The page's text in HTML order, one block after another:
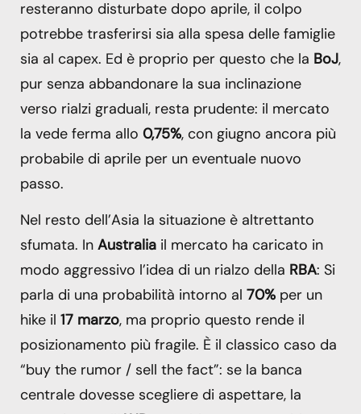
resteranno disturbate dopo aprile, il colpo
potrebbe trasferirsi sia alla spesa delle famiglie
sia al capex. Ed è proprio per questo che la BoJ,
pur senza abbandonare la sua inclinazione
verso rialzi graduali, resta prudente: il mercato
la vede ferma allo 0,75%, con giugno ancora più
probabile di aprile per un eventuale nuovo
passo.
Nel resto dell’Asia la situazione è altrettanto
sfumata. In Australia il mercato ha caricato in
modo aggressivo l’idea di un rialzo della RBA: Si
parla di una probabilità intorno al 70% per un
hike il 17 marzo, ma proprio questo rende il
posizionamento più fragile. È il classico caso da
“buy the rumor / sell the fact”: se la banca
centrale dovesse scegliere di aspettare, la